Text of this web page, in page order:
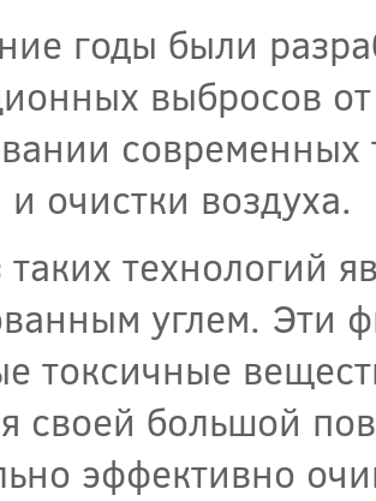
годы были
выбросов
очистки воздуха.
технологий
углем. Эти
токсичные
своей большой
эффективно